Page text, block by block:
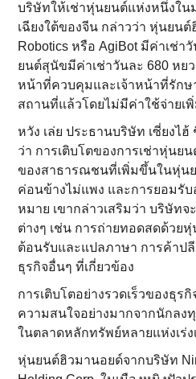
บริษัทให้เช่าหุ่นยนต์แห่งหนึ่งใ
เฉียงใต้ของจีน กล่าวว่า หุ่นยน
Robotics หรือ AgiBot มีค่าเช่า
ยนต์สุนัขมีค่าเช่าวันละ 680 หย
หน้าที่ควบคุมและเจ้าหน้าที่รักษ
สถานที่แล้วโดยไม่มีค่าใช้จ่ายเพิ่
หวัง เล่ย ประธานบริษัท เซี่ยงไฮ้
ว่า การเติบโตของการเช่าหุ่นย
ของสาธารณชนที่เพิ่มขึ้นในหุ่น
ค่อนข้างไม่แพง และการยอมรับ
หมาย เขากล่าวเสริมว่า บริษัทจ
ต่างๆ เช่น การถ่ายทอดสดด้วย
ต้อนรับและแปลภาษา การค้าป
ธุรกิจอื่นๆ ที่เกี่ยวข้อง
การเติบโตอย่างรวดเร็วของธุร
ความสนใจอย่างมากจากนักลง
ในตลาดหลักทรัพย์หลายแห่งเร่
หุ่นยนต์ฮิวมานอยด์จากบริษัท